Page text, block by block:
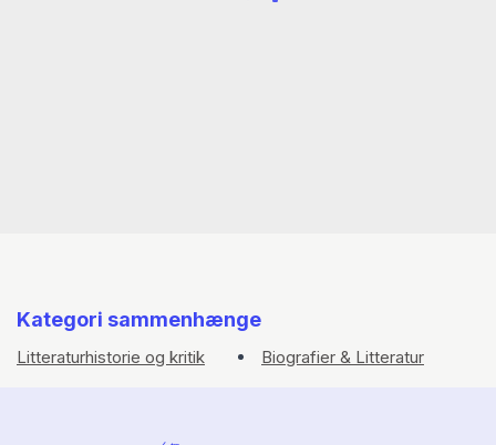
Kategori sammenhænge
Litteraturhistorie og kritik Biografier & Litteratur